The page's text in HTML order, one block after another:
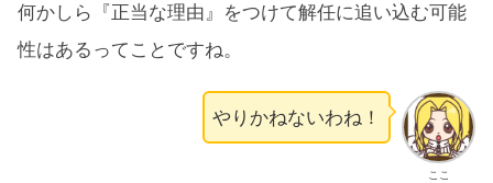
何かしら『正当な理由』をつけて解任に追い込む可能
性はあるってことですね。
ここ
やりかねないわね！